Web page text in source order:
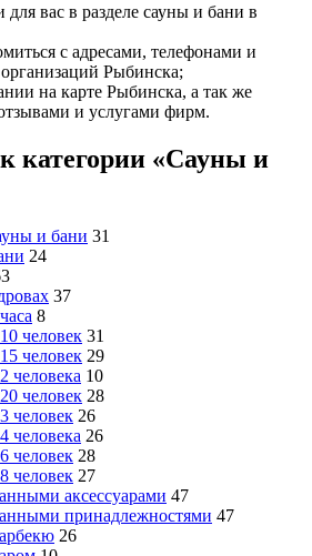
вас в разделе сауны и бани в
с адресами, телефонами и
Рыбинска;
на карте Рыбинска, а так же
и услугами фирм.
категории «Сауны и
и бани 31
24
37
8
человек 31
человек 29
человека 10
человек 28
человек 26
человека 26
человек 28
человек 27
аксессуарами 47
принадлежностями 47
26